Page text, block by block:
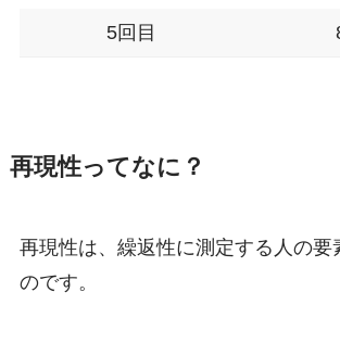
5回目
再現性ってなに？
再現性は、繰返性に測定する人の要
のです。